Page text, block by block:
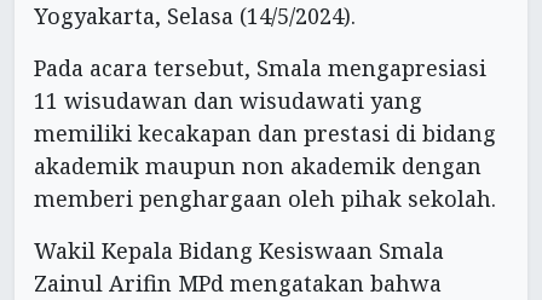
Yogyakarta, Selasa (14/5/2024).
Pada acara tersebut, Smala mengapresiasi
11 wisudawan dan wisudawati yang
memiliki kecakapan dan prestasi di bidang
akademik maupun non akademik dengan
memberi penghargaan oleh pihak sekolah.
Wakil Kepala Bidang Kesiswaan Smala
Zainul Arifin MPd mengatakan bahwa